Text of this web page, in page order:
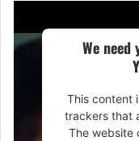
We
This content
trackers that
The website